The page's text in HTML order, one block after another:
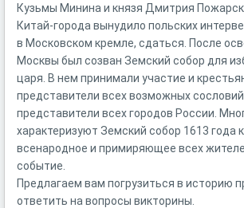
Кузьмы Минина и князя Дмитрия
Китай-города вынудило польских
в Московском кремле, сдаться. После
Москвы был созван Земский собор для
царя. В нем принимали участие и
представители всех возможных
представители всех городов России.
характеризуют Земский собор 1613 года
всенародное и примиряющее всех
событие.
Предлагаем вам погрузиться в историю
ответить на вопросы викторины.